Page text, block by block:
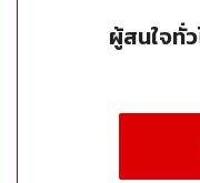
ผู้สนใจทั่